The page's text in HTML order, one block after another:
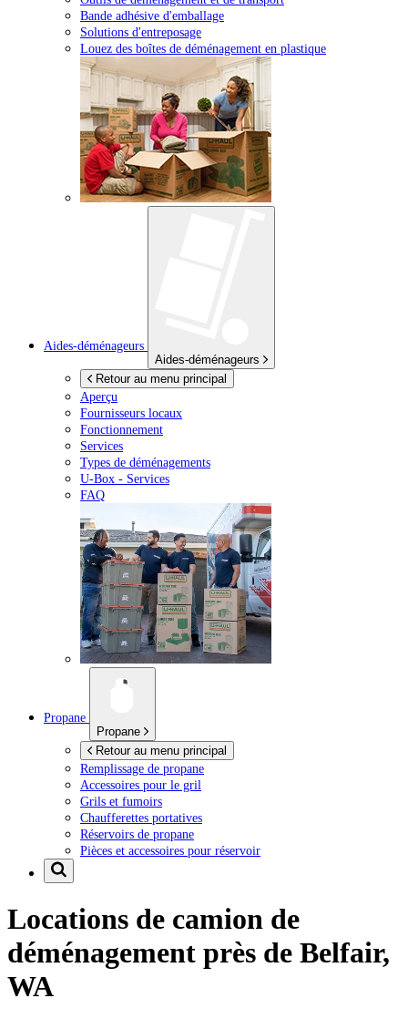
Bande adhésive d'emballage
Solutions d'entreposage
Louez des boîtes de déménagement en plastique
Aides-déménageurs
Aides-déménageurs
Retour au menu principal
Aperçu
Fournisseurs locaux
Fonctionnement
Services
Types de déménagements
U-Box - Services
FAQ
Propane
Propane
Retour au menu principal
Remplissage de propane
Accessoires pour le gril
Grils et fumoirs
Chaufferettes portatives
Réservoirs de propane
Pièces et accessoires pour réservoir
Locations de camion de
déménagement près de Belfair,
WA